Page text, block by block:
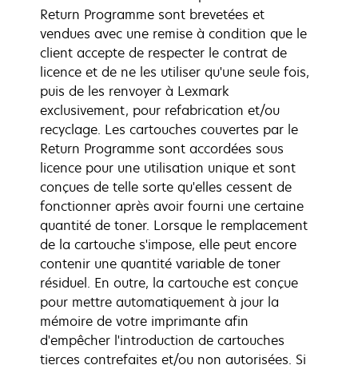
Return Programme sont brevetées et
vendues avec une remise à condition que le
client accepte de respecter le contrat de
licence et de ne les utiliser qu'une seule fois,
puis de les renvoyer à Lexmark
exclusivement, pour refabrication et/ou
recyclage. Les cartouches couvertes par le
Return Programme sont accordées sous
licence pour une utilisation unique et sont
conçues de telle sorte qu'elles cessent de
fonctionner après avoir fourni une certaine
quantité de toner. Lorsque le remplacement
de la cartouche s'impose, elle peut encore
contenir une quantité variable de toner
résiduel. En outre, la cartouche est conçue
pour mettre automatiquement à jour la
mémoire de votre imprimante afin
d'empêcher l'introduction de cartouches
tierces contrefaites et/ou non autorisées. Si